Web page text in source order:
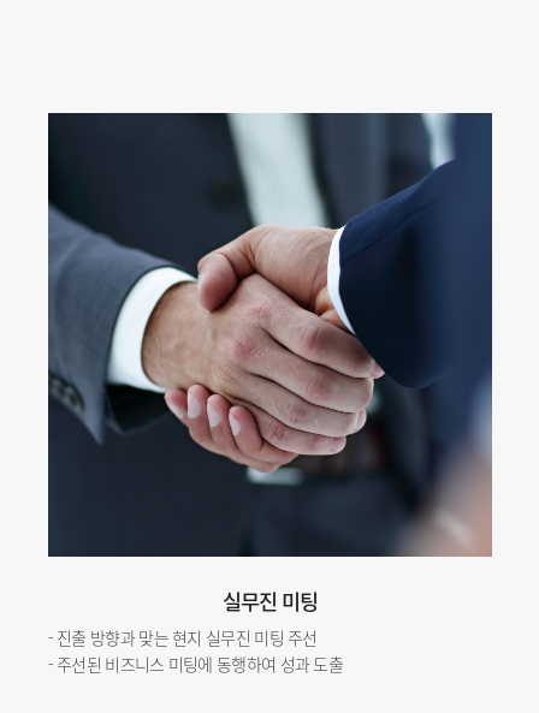
실무진 미팅
- 진출 방향과 맞는 현지 실무진 미팅 주선
- 주선된 비즈니스 미팅에 동행하여 성과 도출